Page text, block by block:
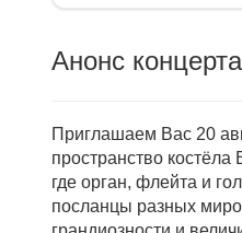
Анонс
Приглашаем Вас 20
пространство
где орган, флейта и
посланцы разных